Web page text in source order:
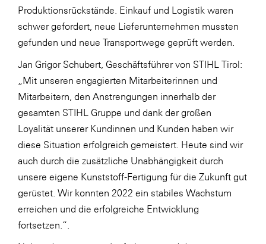
WKS Fachgruppe Fahrzeughandel und
Fahrzeugtechnik
WKS Fachgruppe Finanzdienstleister
WK UBIT
Zühlke
Media
Produktionsrückstände. Einkauf und Logistik waren
schwer gefordert, neue Lieferunternehmen mussten
gefunden und neue Transportwege geprüft werden.
Jan Grigor Schubert, Geschäftsführer von STIHL Tirol:
„Mit unseren engagierten Mitarbeiterinnen und
Mitarbeitern, den Anstrengungen innerhalb der
gesamten STIHL Gruppe und dank der großen
Loyalität unserer Kundinnen und Kunden haben wir
diese Situation erfolgreich gemeistert. Heute sind wir
auch durch die zusätzliche Unabhängigkeit durch
unsere eigene Kunststoff-Fertigung für die Zukunft gut
gerüstet. Wir konnten 2022 ein stabiles Wachstum
erreichen und die erfolgreiche Entwicklung
fortsetzen.“.